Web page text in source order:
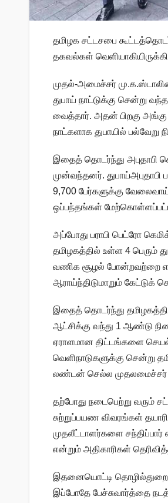
தமிழக சட்டசபை
தகவல்கள்
முதல்-அமைச்சர்
துபாய் நாட்டுக்கு சென்று
வைத்தார். அதன் பிறகு அங்கு
நாட்களாக துபாயில்
இதைத் தொடர்ந்து அபுதாபி
முன்வந்தனர்.
9,700 பேர்களுக்கு
ஒப்பந்தங்கள்
அப்போது பராபி பெட்ரோ
தமிழகத்தில் உள்ள 4 பெரும்
வணிக சூழல் போன்றவற்றை
ஆராய்ந்திடுமாறும் கேட்டுக்
இதைத் தொடர்ந்து
ஆட்சிக்கு வந்து 1 ஆண்டு
ஏராளமான திட்டங்களை
வெளிநாடுகளுக்கு சென்று
லண்டன் செல்ல முதலமைச்சர்
தற்போது நடைபெற்று வரும்
சுற்றுப்பயண விவரங்கள்
முதலீட்டாளர்களை
என்றும் அதிகாரிகள்
இதனையொட்டி தொழில்துறை
இப்போதே பேச்சுவார்த்தை